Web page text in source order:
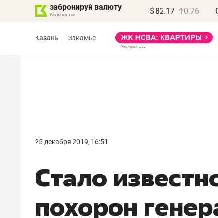
забронируй валюту $ 82.17 0.76
Казань Закамье
25 декабря 2019, 16:51
Стало
похорон
правил, бизнес может
потерять минимум